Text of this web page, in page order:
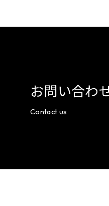
お問い合わ
Contact us